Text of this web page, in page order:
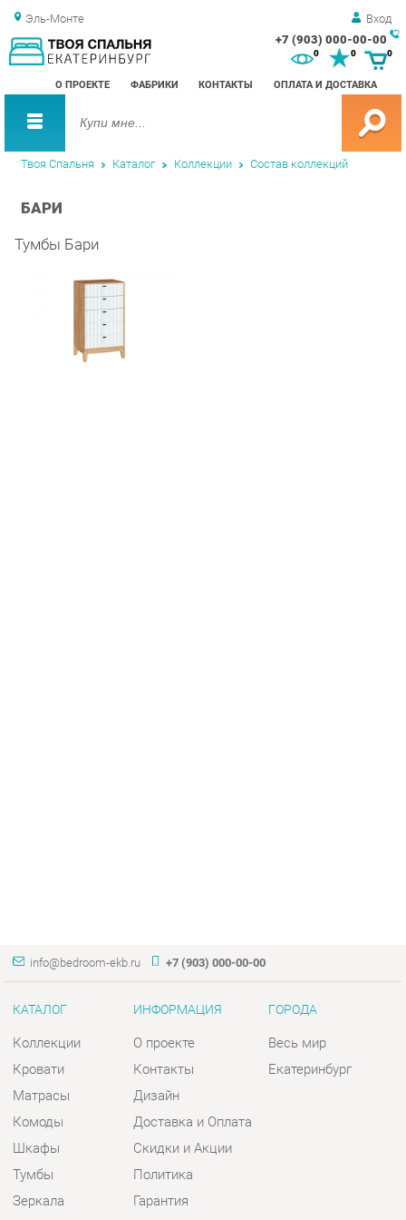
Эль-Монте Вход
+7 (903) 000-00-00
О ПРОЕКТЕ ФАБРИКИ КОНТАКТЫ ОПЛАТА И ДОСТАВКА
0 0
Твоя Спальня Каталог Коллекции Состав коллекций
БАРИ
Тумбы Бари
КАТАЛОГ
Матрасы
Комоды
Шкафы
Тумбы
Зеркала
Столы
Мягкая мебель
ИНФОРМАЦИЯ
Дизайн
Доставка и Оплата
Скидки и Акции
Политика
Гарантия
Помощь
ГОРОДА